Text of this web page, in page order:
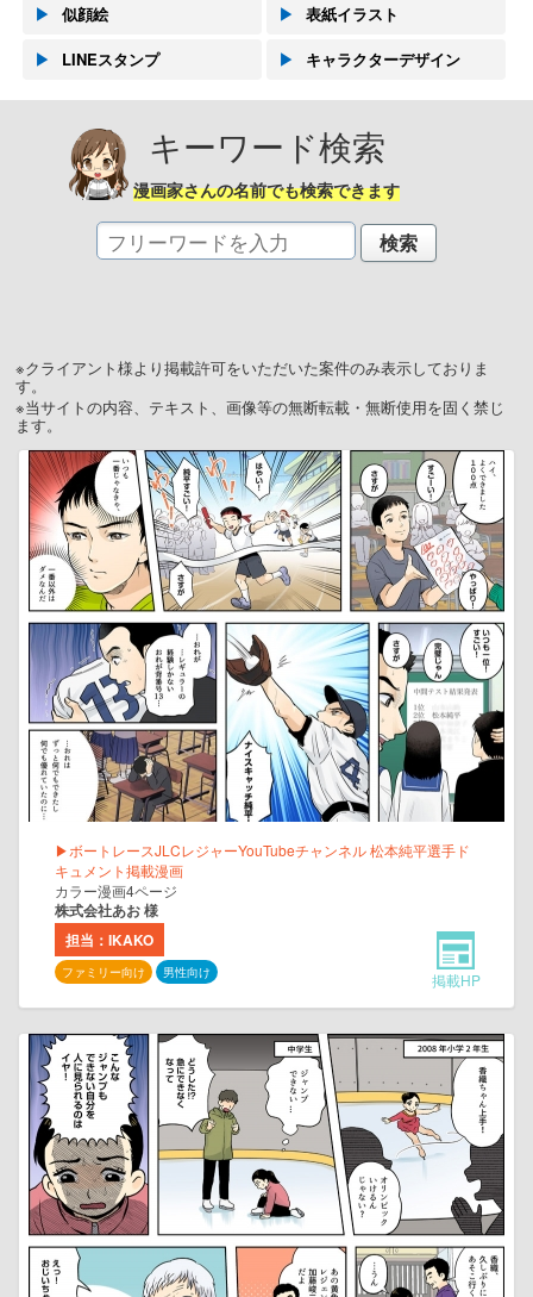
▶ 似顔絵 ▶ 表紙イラスト
▶ LINEスタンプ ▶ キャラクターデザイン
キーワード検索
漫画家さんの名前でも検索できます
※クライアント様より掲載許可をいただいた案件のみ表示しておりま
す。
※当サイトの内容、テキスト、画像等の無断転載・無断使用を固く禁じ
ます。
▶ボートレースJLCレジャーYouTubeチャンネル 松本純平選手ド
キュメント掲載漫画
カラー漫画4ページ
株式会社あお 様
担当：IKAKO
ファミリー向け 男性向け 掲載HP